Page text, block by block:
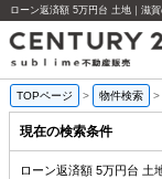
ローン返済額 5万円台 土地｜滋
TOPページ > 物件検索 >
現在の検索条件
ローン返済額 5万円台 土